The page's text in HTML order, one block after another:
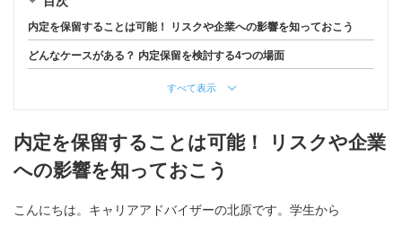
内定を保留することは可能！ リスクや企業への影響を知っておこう
どんなケースがある？ 内定保留を検討する4つの場面
すべて表示
内定を保留することは可能！ リスクや企業
への影響を知っておこう
こんにちは。キャリアアドバイザーの北原です。学生から